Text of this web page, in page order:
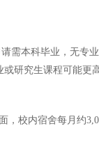
需本科毕业，无专
研究生课程可能更高
校内宿舍每月约